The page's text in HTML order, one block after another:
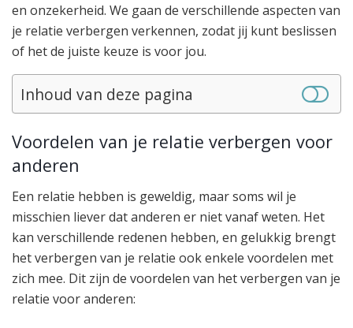
en onzekerheid. We gaan de verschillende aspecten van
je relatie verbergen verkennen, zodat jij kunt beslissen
of het de juiste keuze is voor jou.
Inhoud van deze pagina
Voordelen van je relatie verbergen voor
anderen
Een relatie hebben is geweldig, maar soms wil je
misschien liever dat anderen er niet vanaf weten. Het
kan verschillende redenen hebben, en gelukkig brengt
het verbergen van je relatie ook enkele voordelen met
zich mee. Dit zijn de voordelen van het verbergen van je
relatie voor anderen: